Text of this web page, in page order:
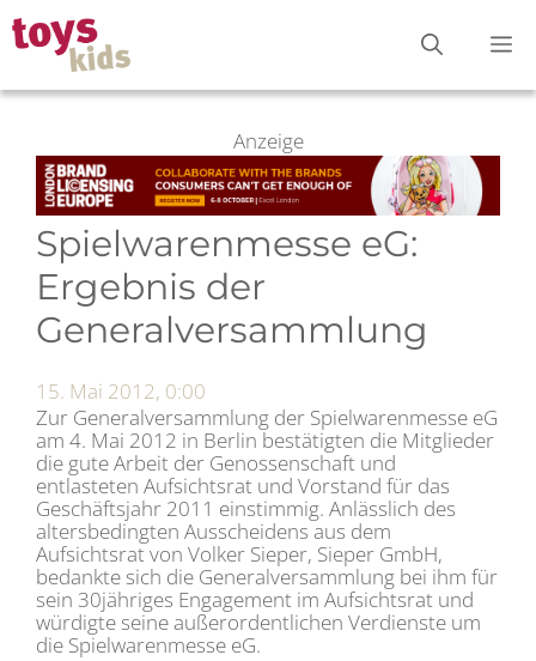
Zum
Inhalt
springen
Anzeige
Spielwarenmesse eG:
Ergebnis der
Generalversammlung
15. Mai 2012, 0:00
Zur Generalversammlung der Spielwarenmesse eG
am 4. Mai 2012 in Berlin bestätigten die Mitglieder
die gute Arbeit der Genossenschaft und
entlasteten Aufsichtsrat und Vorstand für das
Geschäftsjahr 2011 einstimmig. Anlässlich des
altersbedingten Ausscheidens aus dem
Aufsichtsrat von Volker Sieper, Sieper GmbH,
bedankte sich die Generalversammlung bei ihm für
sein 30jähriges Engagement im Aufsichtsrat und
würdigte seine außerordentlichen Verdienste um
die Spielwarenmesse eG.